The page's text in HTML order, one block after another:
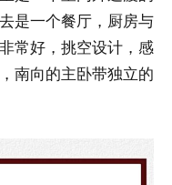
是一个餐厅，厨房与
常好，挑空设计，感
南向的主卧带独立的